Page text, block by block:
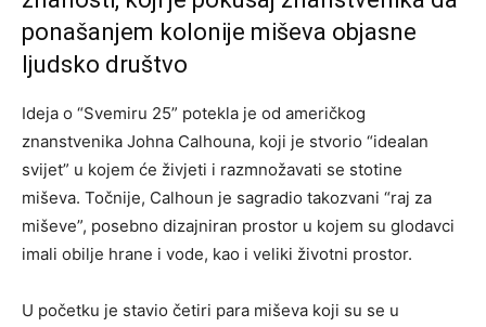
ponašanjem kolonije miševa objasne
ljudsko društvo
Ideja o “Svemiru 25” potekla je od američkog
znanstvenika Johna Calhouna, koji je stvorio “idealan
svijet” u kojem će živjeti i razmnožavati se stotine
miševa. Točnije, Calhoun je sagradio takozvani “raj za
miševe”, posebno dizajniran prostor u kojem su glodavci
imali obilje hrane i vode, kao i veliki životni prostor.
U početku je stavio četiri para miševa koji su se u